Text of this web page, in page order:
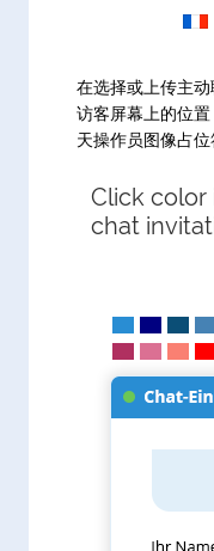
在选择或上传主
访客屏幕上的位
天操作员图像占位
Click color
chat